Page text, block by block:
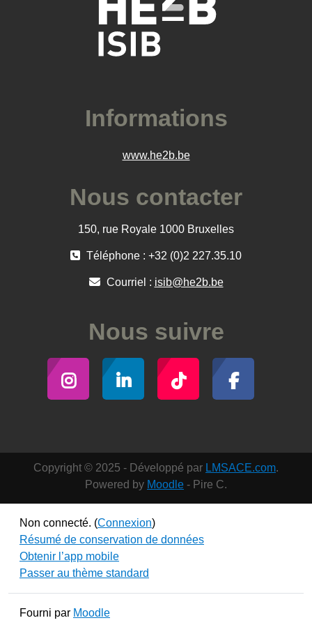
Informations
www.he2b.be
Nous contacter
150, rue Royale 1000 Bruxelles
Téléphone : +32 (0)2 227.35.10
Courriel : isib@he2b.be
Nous suivre
Copyright © 2025 - Développé par LMSACE.com.
Powered by Moodle - Pire C.
Non connecté. (Connexion)
Résumé de conservation de données
Obtenir l’app mobile
Passer au thème standard
Fourni par Moodle